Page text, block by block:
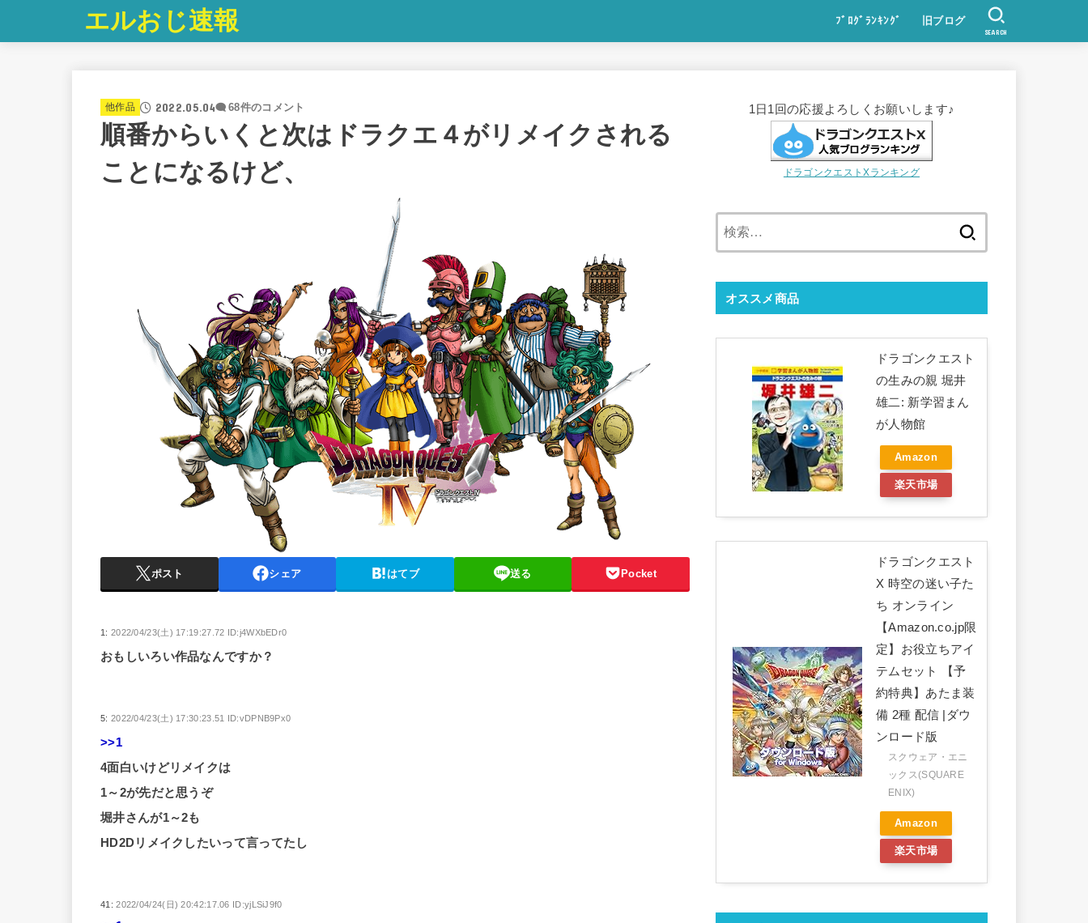
エルおじ速報 ﾌﾞﾛｸﾞﾗﾝｷﾝｸﾞ 旧ブログ
SEARCH
他作品 2022.05.04 68件のコメント
順番からいくと次はドラクエ４がリメイクされる
ことになるけど、
ポスト シェア はてブ 送る Pocket
1: 2022/04/23(土) 17:19:27.72 ID:j4WXbEDr0
おもしいろい作品なんですか？
5: 2022/04/23(土) 17:30:23.51 ID:vDPNB9Px0
>>1
4面白いけどリメイクは
1～2が先だと思うぞ
堀井さんが1～2も
HD2Dリメイクしたいって言ってたし
41:2022/04/24(日) 20:42:17.06 ID:yjLSiJ9f0
1日1回の応援よろしくお願いします♪
ドラゴンクエストXランキング
オススメ商品
ドラゴンクエスト
の生みの親 堀井
雄二: 新学習まん
が人物館
Amazon
楽天市場
ドラゴンクエスト
X 時空の迷い子た
ち オンライン
【Amazon.co.jp限
定】お役立ちアイ
テムセット 【予
約特典】あたま装
備 2種 配信 |ダウ
ンロード版
スクウェア・エニ
ックス(SQUARE
ENIX)
Amazon
楽天市場